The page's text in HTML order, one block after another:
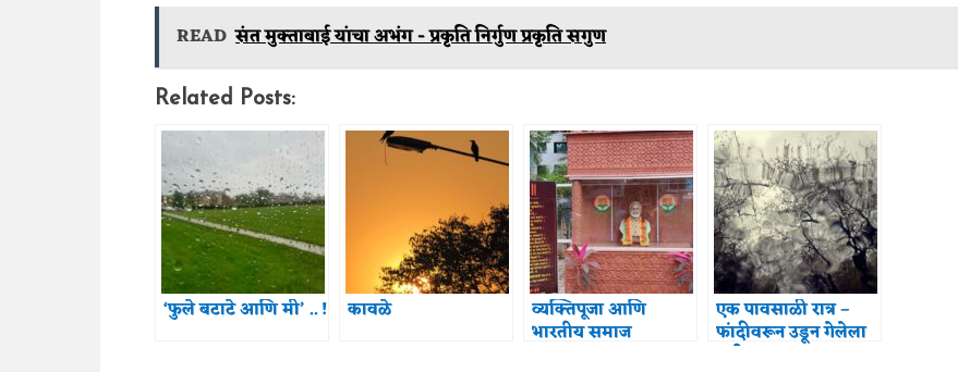
READ संत मुक्ताबाई यांचा अभंग - प्रकृति निर्गुण प्रकृति सगुण
Related Posts:
‘फुले बटाटे आणि मी’ .. ! कावळे व्यक्तिपूजा आणि
भारतीय समाज
एक पावसाळी रात्र –
फांदीवरून उडून गेलेला
पक्षी